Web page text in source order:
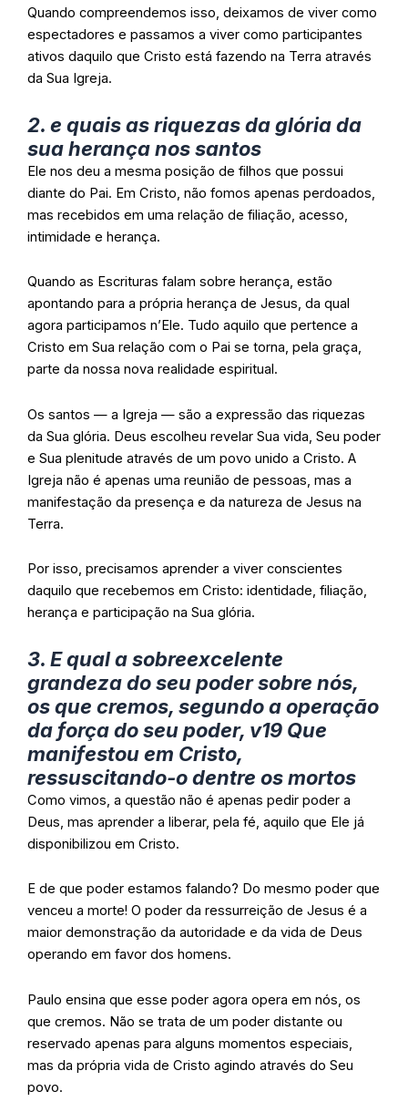
Quando compreendemos isso, deixamos de viver como
espectadores e passamos a viver como participantes
ativos daquilo que Cristo está fazendo na Terra através
da Sua Igreja.
2. e quais as riquezas da glória da
sua herança nos santos
Ele nos deu a mesma posição de filhos que possui
diante do Pai. Em Cristo, não fomos apenas perdoados,
mas recebidos em uma relação de filiação, acesso,
intimidade e herança.
Quando as Escrituras falam sobre herança, estão
apontando para a própria herança de Jesus, da qual
agora participamos n’Ele. Tudo aquilo que pertence a
Cristo em Sua relação com o Pai se torna, pela graça,
parte da nossa nova realidade espiritual.
Os santos — a Igreja — são a expressão das riquezas
da Sua glória. Deus escolheu revelar Sua vida, Seu poder
e Sua plenitude através de um povo unido a Cristo. A
Igreja não é apenas uma reunião de pessoas, mas a
manifestação da presença e da natureza de Jesus na
Terra.
Por isso, precisamos aprender a viver conscientes
daquilo que recebemos em Cristo: identidade, filiação,
herança e participação na Sua glória.
3. E qual a sobreexcelente
grandeza do seu poder sobre nós,
os que cremos, segundo a operação
da força do seu poder, v19 Que
manifestou em Cristo,
ressuscitando-o dentre os mortos
Como vimos, a questão não é apenas pedir poder a
Deus, mas aprender a liberar, pela fé, aquilo que Ele já
disponibilizou em Cristo.
E de que poder estamos falando? Do mesmo poder que
venceu a morte! O poder da ressurreição de Jesus é a
maior demonstração da autoridade e da vida de Deus
operando em favor dos homens.
Paulo ensina que esse poder agora opera em nós, os
que cremos. Não se trata de um poder distante ou
reservado apenas para alguns momentos especiais,
mas da própria vida de Cristo agindo através do Seu
povo.